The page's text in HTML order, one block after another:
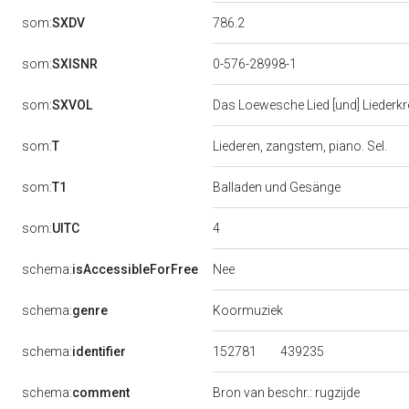
som:SXDV 786.2
som:SXISNR 0-576-28998-1
som:SXVOL Das Loewesche Lied [und]
som:T Liederen, zangstem, piano. Sel.
som:T1 Balladen und Gesänge
som:UITC 4
schema:isAccessibleForFree Nee
schema:genre Koormuziek
schema:identifier 152781 439235
schema:comment Bron van beschr.: rugzijde